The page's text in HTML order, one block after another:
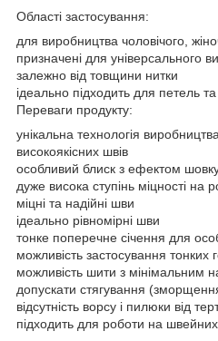
Області застосування:
для виробництва чоловічого,
призначені для універсального
залежно від товщини нитки
ідеально підходить для петель
Переваги продукту:
унікальна технологія
високоякісних швів
особливий блиск з ефектом
дуже висока ступінь міцності на
міцні та надійні шви
ідеально рівномірні шви
тонке поперечне січення для
можливість застосування тонких
можливість шити з мінімальним
допускати стягування
відсутність ворсу і пилюки від
підходить для роботи на